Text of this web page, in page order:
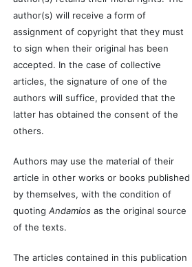
author(s) will receive a form of
assignment of copyright that they must
to sign when their original has been
accepted. In the case of collective
articles, the signature of one of the
authors will suffice, provided that the
latter has obtained the consent of the
others.
Authors may use the material of their
article in other works or books published
by themselves, with the condition of
quotingAndamios as the original source
of the texts.
The articles contained in this publication